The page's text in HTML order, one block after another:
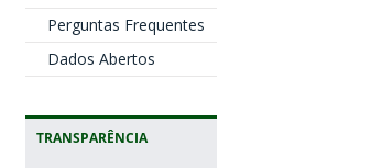
Perguntas Frequentes
Dados Abertos
TRANSPARÊNCIA